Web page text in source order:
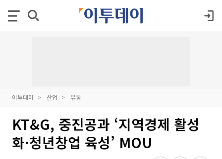
이투데이 산업 유통
KT&G, 중진공과 ‘지역경제 활성
화·청년창업 육성’ MOU